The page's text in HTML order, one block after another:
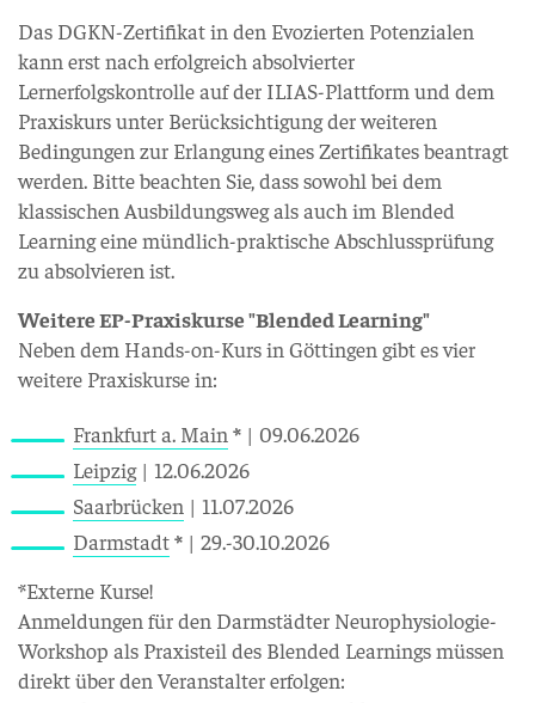
Das DGKN-Zertifikat in den Evozierten Potenzialen
kann erst nach erfolgreich absolvierter
Lernerfolgskontrolle auf der ILIAS-Plattform und dem
Praxiskurs unter Berücksichtigung der weiteren
Bedingungen zur Erlangung eines Zertifikates beantragt
werden. Bitte beachten Sie, dass sowohl bei dem
klassischen Ausbildungsweg als auch im Blended
Learning eine mündlich-praktische Abschlussprüfung
zu absolvieren ist.
Weitere EP-Praxiskurse "Blended Learning"
Neben dem Hands-on-Kurs in Göttingen gibt es vier
weitere Praxiskurse in:
Frankfurt a. Main * | 09.06.2026
Leipzig| 12.06.2026
Saarbrücken | 11.07.2026
Darmstadt* | 29.-30.10.2026
*Externe Kurse!
Anmeldungen für den Darmstädter Neurophysiologie-
Workshop als Praxisteil des Blended Learnings müssen
direkt über den Veranstalter erfolgen: